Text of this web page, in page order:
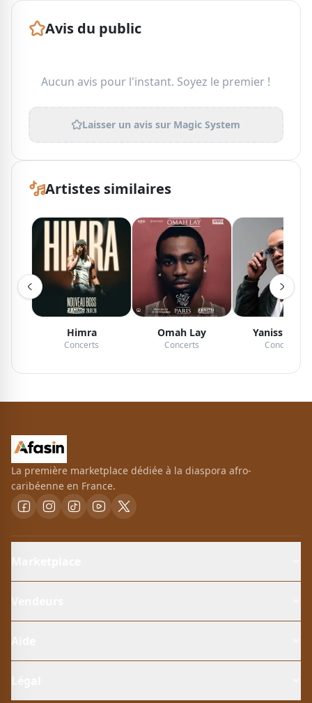
Avis du public
Aucun avis pour l'instant. Soyez le premier !
Laisser un avis sur Magic System
Artistes similaires
Himra
Concerts
Omah Lay
Concerts
Yaniss Odua
Concerts
La première marketplace dédiée à la diaspora afro-
caribéenne en France.